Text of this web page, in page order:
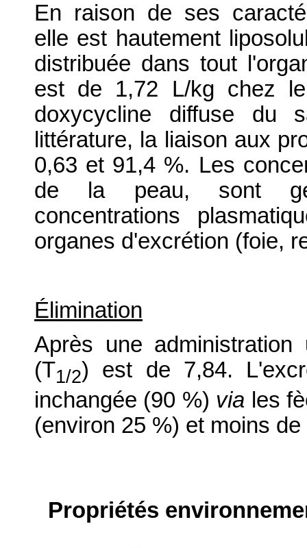
En raison de ses
elle est hautement
distribuée dans tout
est de 1,72 L/kg chez
doxycycline diffuse du
littérature, la liaison aux
0,63 et 91,4 %. Les
de la peau, sont
concentrations
organes d'excrétion (foie,
Élimination
Après une administration
(T1/2) est de 7,84.
inchangée (90 %) via les
(environ 25 %) et moins
Propriétés